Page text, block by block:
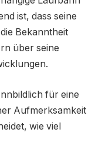
ist, dass seine
Bekanntheit
über seine
für eine
Aufmerksamkeit
wie viel